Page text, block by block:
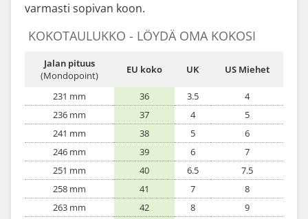
varmasti sopivan koon.
KOKOTAULUKKO - LÖYDÄ OMA KOKOSI
Jalan pituus
(Mondopoint)
EU koko UK US Miehet
231 mm 36 3.5
4
236 mm
37 4
5
241 mm
38 5
6
246 mm
39 6
7
251 mm
40 6.5
7.5
258 mm
41 7
8
263 mm
42 8
9